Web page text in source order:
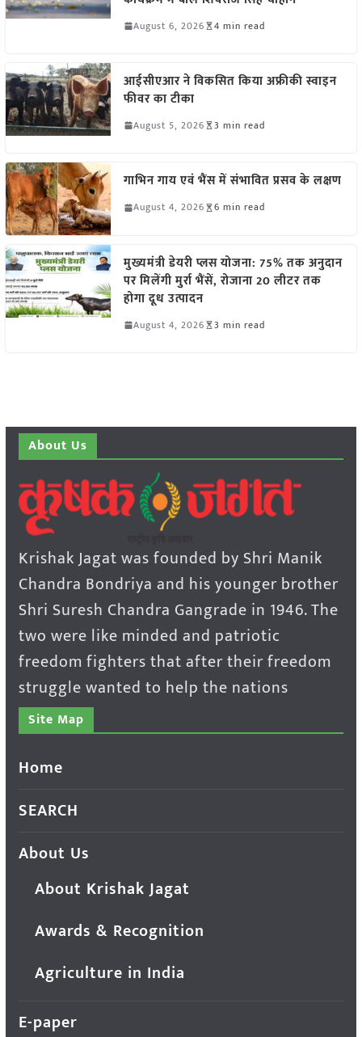
August 6, 2026 4 min read
आईसीएआर ने विकसित किया अफ्रीकी स्वाइन
फीवर का टीका
August 5, 2026 3 min read
गाभिन गाय एवं भैंस में संभावित प्रसव के लक्षण
August 4, 2026 6 min read
मुख्यमंत्री डेयरी प्लस योजना: 75% तक अनुदान
पर मिलेंगी मुर्रा भैंसें, रोजाना 20 लीटर तक
होगा दूध उत्पादन
August 4, 2026 3 min read
About Us
Krishak Jagat was founded by Shri Manik
Chandra Bondriya and his younger brother
Shri Suresh Chandra Gangrade in 1946. The
two were like minded and patriotic
freedom fighters that after their freedom
struggle wanted to help the nations
Site Map
Home
SEARCH
About Us
About Krishak Jagat
Awards & Recognition
Agriculture in India
E-paper